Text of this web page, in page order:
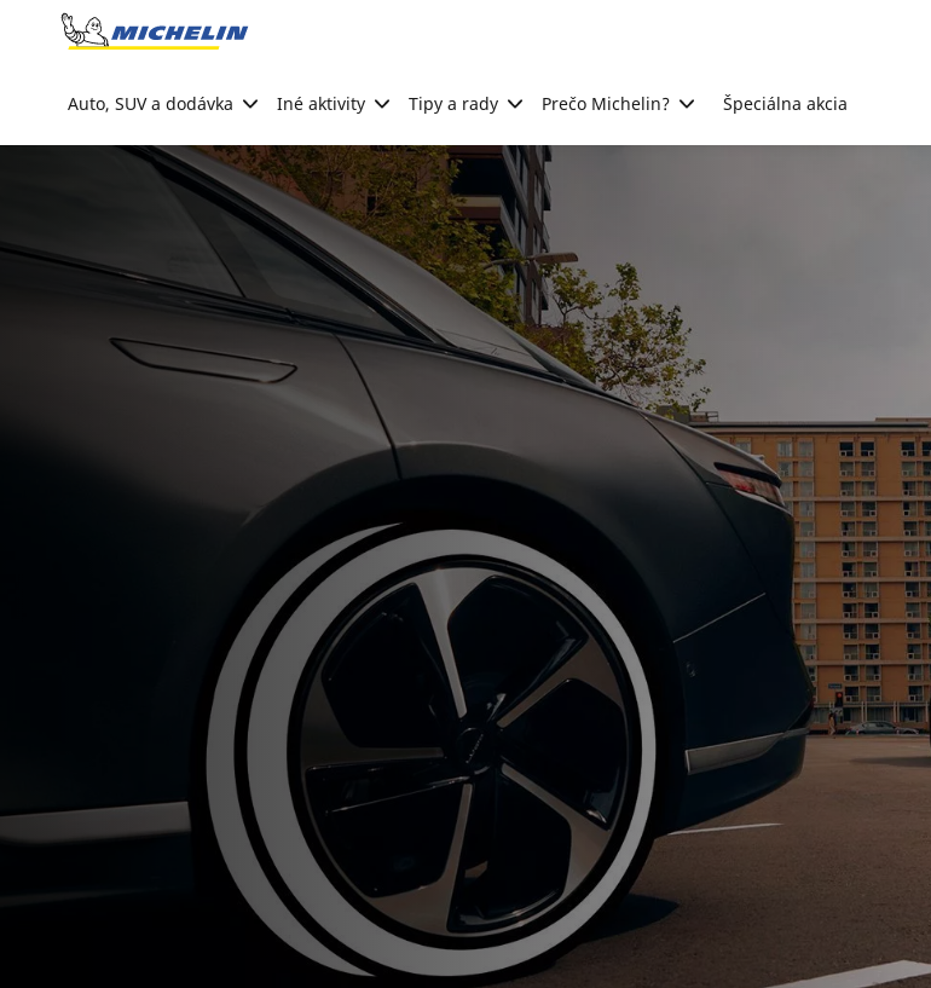
Go to page content
Auto, SUV a dodávka Iné aktivity Tipy a rady Prečo Michelin? Špeciálna akcia